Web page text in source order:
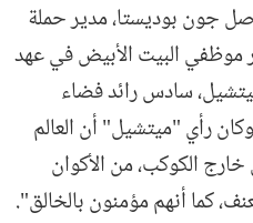
جون بوديستا، مدير حملة
موظفي البيت الأبيض في عهد
سادس رائد فضاء
رأي "ميتشيل" أن العالم
الكوكب، من الأكوان
كما أنهم مؤمنون بالخالق".